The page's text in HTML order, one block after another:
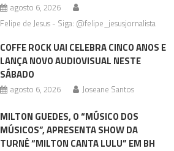
agosto 6, 2026
Felipe de Jesus - Siga: @felipe_jesusjornalista
COFFE ROCK UAI CELEBRA CINCO ANOS E
LANÇA NOVO AUDIOVISUAL NESTE
SÁBADO
agosto 6, 2026 Joseane Santos
MILTON GUEDES, O “MÚSICO DOS
MÚSICOS”, APRESENTA SHOW DA
TURNÊ “MILTON CANTA LULU” EM BH